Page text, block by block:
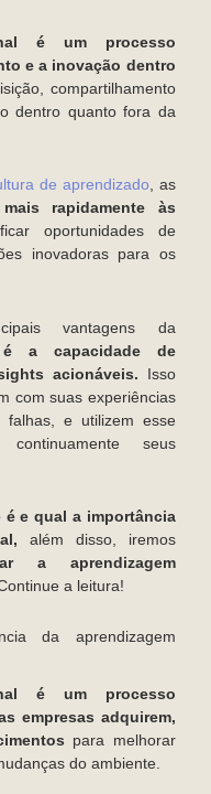
é um processo
e a inovação dentro
compartilhamento
dentro quanto fora da
de aprendizado, as
rapidamente às
oportunidades de
inovadoras para os
vantagens da
é a capacidade de
acionáveis. Isso
com suas experiências
falhas, e utilizem esse
seus
e qual a importância
além disso, iremos
a aprendizagem
a leitura!
da aprendizagem
é um processo
empresas adquirem,
para melhorar
do ambiente.